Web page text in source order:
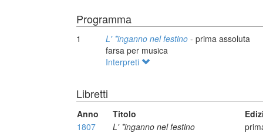
Programma
1 L' *inganno nel festino - prima assoluta
farsa per musica
Interpreti
Libretti
Anno Titolo
1807
L' *inganno nel festino